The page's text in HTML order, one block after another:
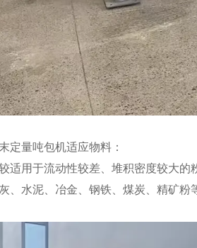
定量吨包机适应物料：
适用于流动性较差、堆积密度较大
、水泥、冶金、钢铁、煤炭、精矿粉